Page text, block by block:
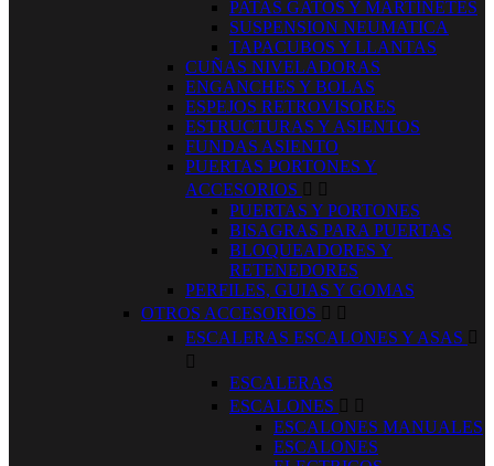
PATAS GATOS Y MARTINETES
SUSPENSION NEUMATICA
TAPACUBOS Y LLANTAS
CUÑAS NIVELADORAS
ENGANCHES Y BOLAS
ESPEJOS RETROVISORES
ESTRUCTURAS Y ASIENTOS
FUNDAS ASIENTO
PUERTAS PORTONES Y
ACCESORIOS  
PUERTAS Y PORTONES
BISAGRAS PARA PUERTAS
BLOQUEADORES Y
RETENEDORES
PERFILES, GUIAS Y GOMAS
OTROS ACCESORIOS  
ESCALERAS ESCALONES Y ASAS 

ESCALERAS
ESCALONES  
ESCALONES MANUALES
ESCALONES